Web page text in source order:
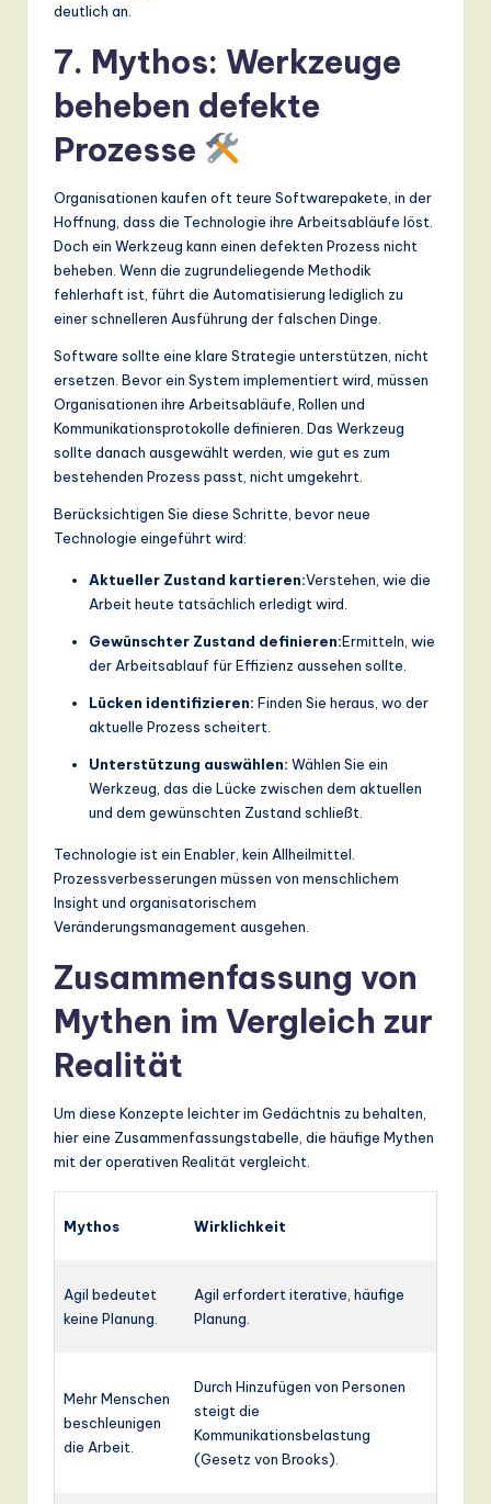
deutlich an.
7. Mythos: Werkzeuge
beheben defekte
Prozesse
Organisationen kaufen oft teure Softwarepakete, in der
Hoffnung, dass die Technologie ihre Arbeitsabläufe löst.
Doch ein Werkzeug kann einen defekten Prozess nicht
beheben. Wenn die zugrundeliegende Methodik
fehlerhaft ist, führt die Automatisierung lediglich zu
einer schnelleren Ausführung der falschen Dinge.
Software sollte eine klare Strategie unterstützen, nicht
ersetzen. Bevor ein System implementiert wird, müssen
Organisationen ihre Arbeitsabläufe, Rollen und
Kommunikationsprotokolle definieren. Das Werkzeug
sollte danach ausgewählt werden, wie gut es zum
bestehenden Prozess passt, nicht umgekehrt.
Berücksichtigen Sie diese Schritte, bevor neue
Technologie eingeführt wird:
Aktueller Zustand kartieren:Verstehen, wie die
Arbeit heute tatsächlich erledigt wird.
Gewünschter Zustand definieren:Ermitteln, wie
der Arbeitsablauf für Effizienz aussehen sollte.
Lücken identifizieren: Finden Sie heraus, wo der
aktuelle Prozess scheitert.
Unterstützung auswählen: Wählen Sie ein
Werkzeug, das die Lücke zwischen dem aktuellen
und dem gewünschten Zustand schließt.
Technologie ist ein Enabler, kein Allheilmittel.
Prozessverbesserungen müssen von menschlichem
Insight und organisatorischem
Veränderungsmanagement ausgehen.
Zusammenfassung von
Mythen im Vergleich zur
Realität
Um diese Konzepte leichter im Gedächtnis zu behalten,
hier eine Zusammenfassungstabelle, die häufige Mythen
mit der operativen Realität vergleicht.
Mythos Wirklichkeit
Agil bedeutet
keine Planung.
Agil erfordert iterative, häufige
Planung.
Mehr Menschen
beschleunigen
die Arbeit.
Durch Hinzufügen von Personen
steigt die
Kommunikationsbelastung
(Gesetz von Brooks).